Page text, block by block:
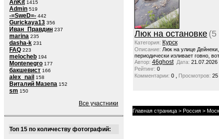
AnKit 1415
Admin 519
-=SweD=- 442
Gurickaya13 356
Иван_Правдин 237
marina 235
dasha-k 231
FAQ 223
melocheb 194
Montenegro 177
бакшевист 166
alex_nail 158
Виталий Мазепа 152
sm 150
Все участники
Топ 15 по количеству фотографий:
Люк на остановке (5
Категория: Курск
Описание: Люк на улице
периодически изливает говно,
Автор: 46ghost Дата: 21.07.2026
Рейтинг: 0
Комментарии: 0 , Просмотров: 25
Главная страница > Россия >